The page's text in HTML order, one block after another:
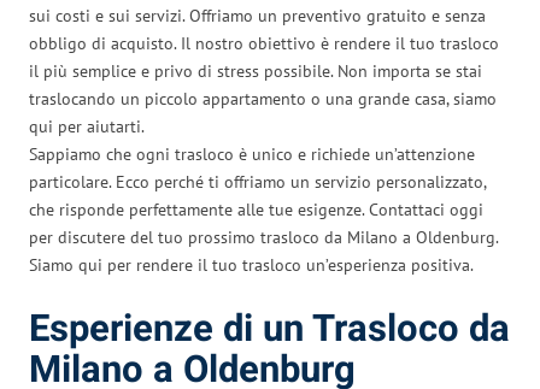
sui costi e sui servizi. Offriamo un preventivo gratuito e senza
obbligo di acquisto. Il nostro obiettivo è rendere il tuo trasloco
il più semplice e privo di stress possibile. Non importa se stai
traslocando un piccolo appartamento o una grande casa, siamo
qui per aiutarti.
Sappiamo che ogni trasloco è unico e richiede un’attenzione
particolare. Ecco perché ti offriamo un servizio personalizzato,
che risponde perfettamente alle tue esigenze. Contattaci oggi
per discutere del tuo prossimo trasloco da Milano a Oldenburg.
Siamo qui per rendere il tuo trasloco un’esperienza positiva.
Esperienze di un Trasloco da
Milano a Oldenburg